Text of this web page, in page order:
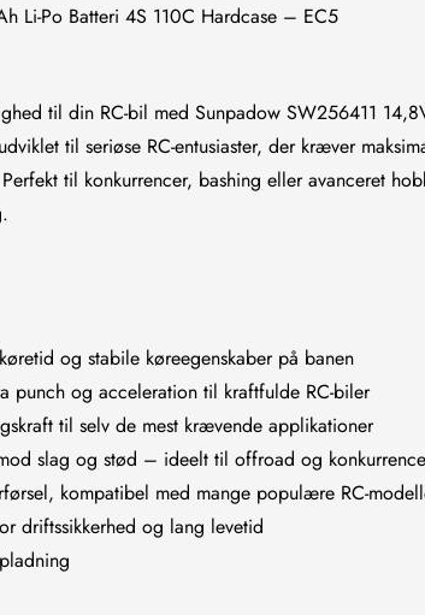
Li-Po Batteri 4S 110C Hardcase – EC5
til din RC-bil med Sunpadow SW256411
til seriøse RC-entusiaster, der kræver
til konkurrencer, bashing eller avanceret
og stabile køreegenskaber på banen
punch og acceleration til kraftfulde RC-biler
til selv de mest krævende applikationer
slag og stød – ideelt til offroad og
kompatibel med mange populære RC-
driftssikkerhed og lang levetid